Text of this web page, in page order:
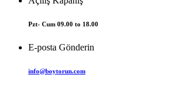
Pzt- Cum 09.00 to 18.00
E-posta Gönderin
info@boytorun.com